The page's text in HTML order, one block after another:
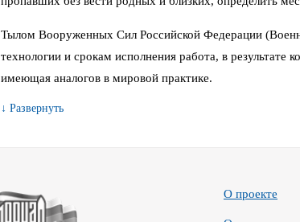
Тылом Вооруженных Сил Российской Федерации
технологии и срокам исполнения работа, в результате
имеющая аналогов в мировой практике.
↓ Развернуть
О проекте